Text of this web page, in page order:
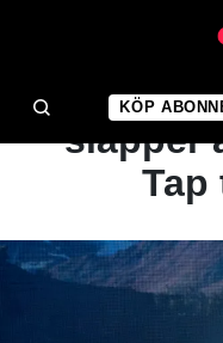
KÖP
Tyler,
släpper
Tap